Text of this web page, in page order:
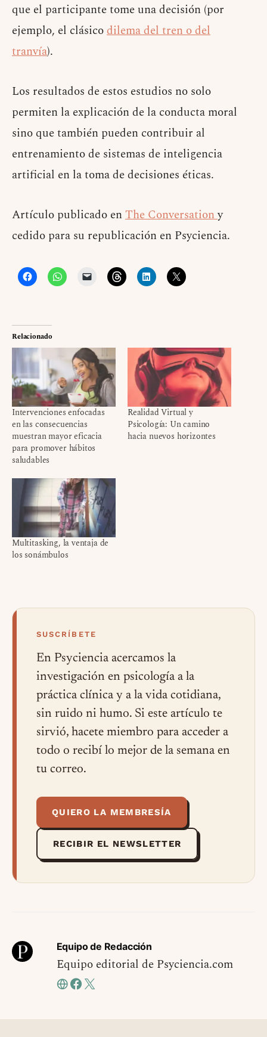
que el participante tome una decisión (por
ejemplo, el clásicodilema del tren o del
tranvía).
Los resultados de estos estudios no solo
permiten la explicación de la conducta moral
sino que también pueden contribuir al
entrenamiento de sistemas de inteligencia
artificial en la toma de decisiones éticas.
Artículo publicado enThe Conversationy
cedido para su republicación en Psyciencia.
Relacionado
Intervenciones enfocadas
en las consecuencias
muestran mayor eficacia
para promover hábitos
saludables
Realidad Virtual y
Psicología: Un camino
hacia nuevos horizontes
Multitasking, la ventaja de
los sonámbulos
SUSCRÍBETE
En Psyciencia acercamos la
investigación en psicología a la
práctica clínica y a la vida cotidiana,
sin ruido ni humo. Si este artículo te
sirvió, hacete miembro para acceder a
todo o recibí lo mejor de la semana en
tu correo.
QUIERO LA MEMBRESÍA
RECIBIR EL NEWSLETTER
Equipo de Redacción
Equipo editorial de Psyciencia.com